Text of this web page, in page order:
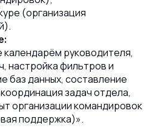
(организация
календарём руководителя,
настройка фильтров и
баз данных, составление
задач отдела,
организации командировок
поддержка)».